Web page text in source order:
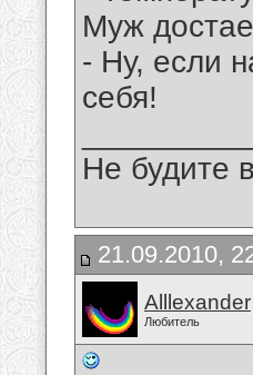
Муж
- Ну, если
себя!
Не будите
21.09.2010,
Alllexander
Любитель